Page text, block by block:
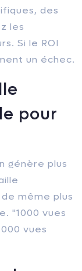
des
les
Si le ROI
un échec.
pour
génère plus
même plus
"1000 vues
vues